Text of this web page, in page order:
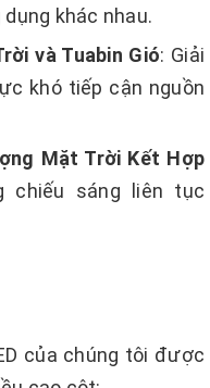
khác nhau.
và Tuabin Gió: Giải
khó tiếp cận nguồn
Mặt Trời Kết Hợp
chiếu sáng liên tục
của chúng tôi được